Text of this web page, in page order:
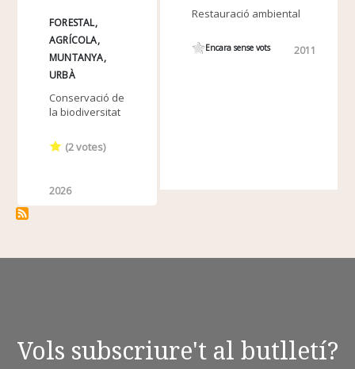
FORESTAL
AGRÍCOLA
MUNTANYA
URBÀ
Conservació de
la biodiversitat
(2votes)
2026
Restauració ambiental
Encara sense vots 2011
Vols subscriure't al butlletí?